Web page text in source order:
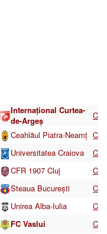
Internațional Curtea-
de-Argeș
C
Ceahlăul Piatra-Neamț C
Universitatea Craiova C
CFR 1907 Cluj C
Steaua București C
Unirea Alba-Iulia C
FC Vaslui C